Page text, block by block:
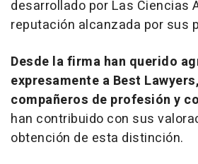
desarrollado por Las Ciencias
reputación alcanzada por sus
Desde la firma han querido
expresamente a Best
compañeros de profesión y
han contribuido con sus
obtención de esta distinción.